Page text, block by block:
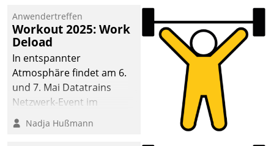
Anwendertreffen
Workout 2025: Work
Deload
In entspannter
Atmosphäre findet am 6.
und 7. Mai Datatrains
Netzwerk-Event im
Kunden- und Partnerkreis
statt. Zentrale Frage: Wie
Nadja Hußmann